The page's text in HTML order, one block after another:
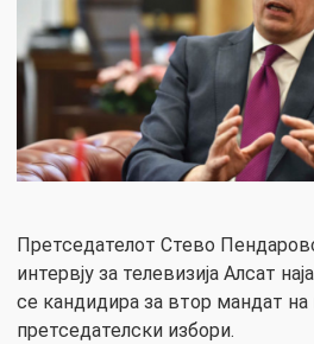
Претседателот Стево
интервју за телевизија Алсат
се кандидира за втор мандат на
претседателски избори.